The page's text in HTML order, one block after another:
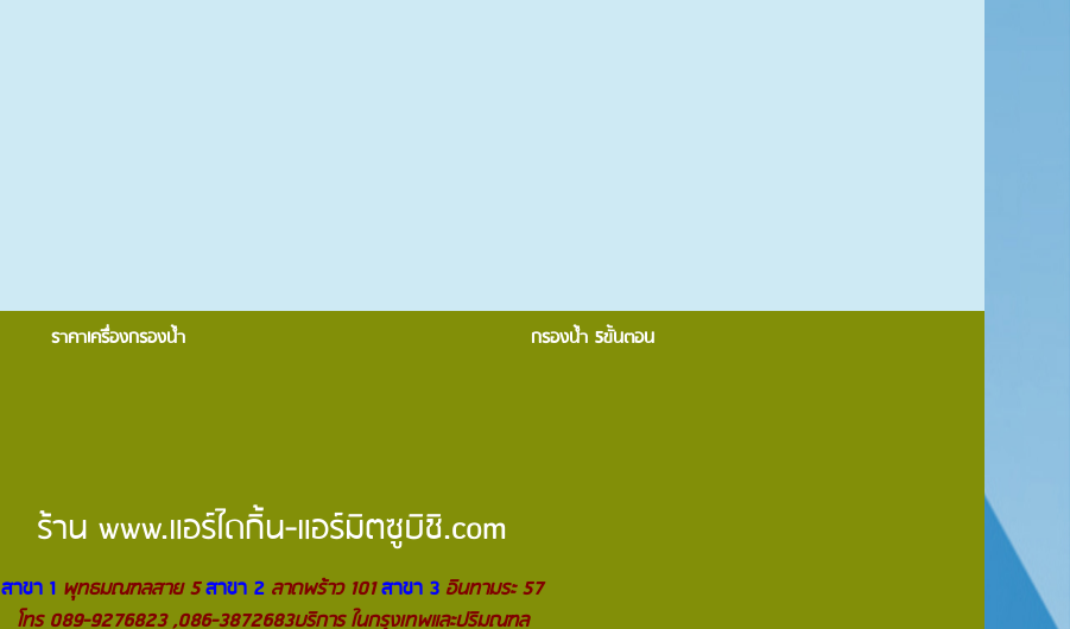
ราคาเครื่องกรองน้ำ กรองน้ำ 5ขั้นตอน
ร้าน www.แอร์ไดกิ้น-แอร์มิตซูบิชิ.com
สาขา 1 พุทธมณฑลสาย 5สาขา 2 ลาดพร้าว 101สาขา 3 อินทามระ 57
โทร 089-9276823 ,086-3872683บริการ ในกรุงเทพและปริมณฑล